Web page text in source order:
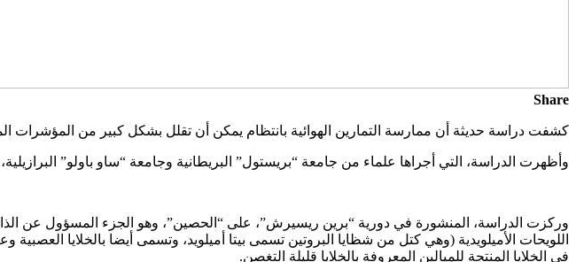
Share
كشفت دراسة حديثة أن ممارسة التمارين الهوائية بانتظام يمكن أن تقلل بشكل كبير من المؤشرات
وأظهرت الدراسة، التي أجراها علماء من جامعة “بريستول” البريطانية وجامعة “ساو باولو”
وركزت الدراسة، المنشورة في دورية “برين ريسيرش”، على “الحصين”، وهو الجزء المسؤول عن
اللويحات الأميلويدية (وهي كتل من شظايا البروتين تسمى بيتا أميلويد، وتسمى أيضا بالخلايا العصبية
في الخلايا المنتجة للميالين المعروفة بالخلايا قليلة التغصن.